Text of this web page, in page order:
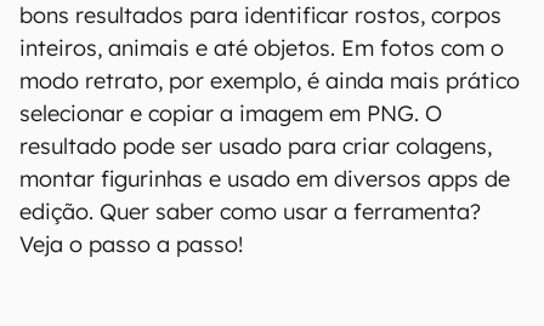
bons resultados para identificar rostos, corpos
inteiros, animais e até objetos. Em fotos com o
modo retrato, por exemplo, é ainda mais prático
selecionar e copiar a imagem em PNG. O
resultado pode ser usado para criar colagens,
montar figurinhas e usado em diversos apps de
edição. Quer saber como usar a ferramenta?
Veja o passo a passo!